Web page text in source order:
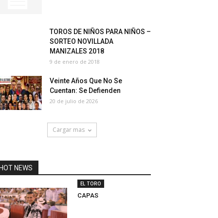
TOROS DE NIÑOS PARA NIÑOS –
SORTEO NOVILLADA
MANIZALES 2018
9 de enero de 2018
Veinte Años Que No Se
Cuentan: Se Defienden
20 de julio de 2026
Cargar mas
NEWS
EL TORO
CAPAS